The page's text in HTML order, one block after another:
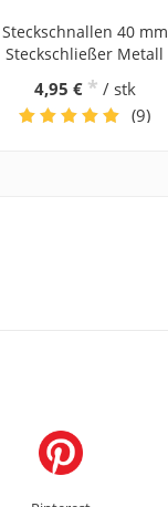
Steckschnallen 40 mm
Steckschließer Metall
4,95 € * / stk
(9)